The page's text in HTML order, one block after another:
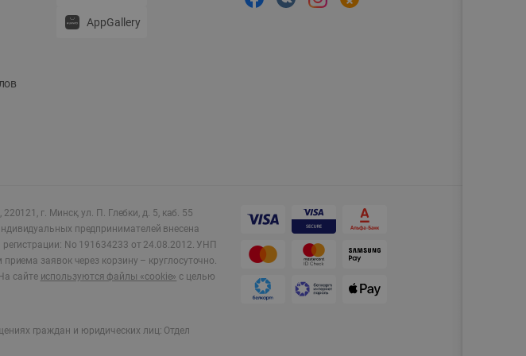
AppGallery
г. Минск, ул. П. Глебки, д. 5, каб. 55
предпринимателей внесена
No 191634233 от 24.08.2012. УНП
заявок через корзину – круглосуточно.
На сайте используются файлы «cookie» с целью
граждан и юридических лиц: Отдел